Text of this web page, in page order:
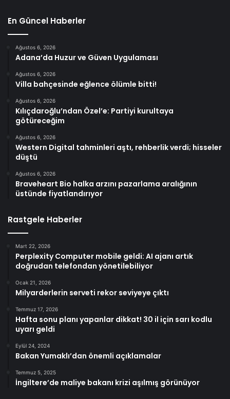
En Güncel Haberler
Ağustos 6, 2026
Adana’da Huzur ve Güven Uygulaması
Ağustos 6, 2026
Villa bahçesinde eğlence ölümle bitti!
Ağustos 6, 2026
Kılıçdaroğlu’ndan Özel’e: Partiyi kurultaya
götüreceğim
Ağustos 6, 2026
Western Digital tahminleri aştı, rehberlik verdi; hisseler
düştü
Ağustos 6, 2026
Braveheart Bio halka arzını pazarlama aralığının
üstünde fiyatlandırıyor
Rastgele Haberler
Mart 22, 2026
Perplexity Computer mobile geldi: AI ajanı artık
doğrudan telefondan yönetilebiliyor
Ocak 21, 2026
Milyarderlerin serveti rekor seviyeye çıktı
Temmuz 17, 2026
Hafta sonu planı yapanlar dikkat! 30 il için sarı kodlu
uyarı geldi
Eylül 24, 2024
Bakan Yumaklı’dan önemli açıklamalar
Temmuz 5, 2025
İngiltere’de maliye bakanı krizi aşılmış görünüyor